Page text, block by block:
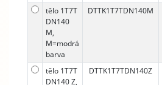
tělo 1T7T
DN140
M,
M=modrá
barva
DTTK1T7TDN140M
tělo 1T7T
DN140 Z,
DTTK1T7TDN140Z